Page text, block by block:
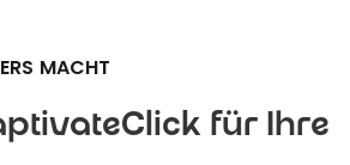
MACHT
für Ihre